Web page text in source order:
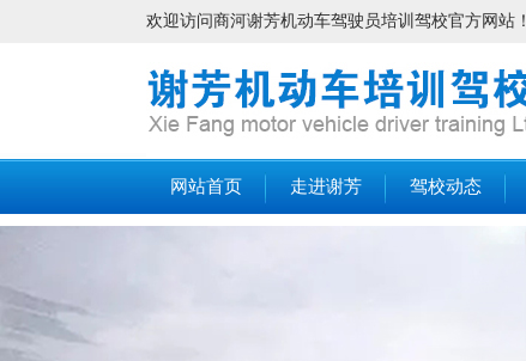
欢迎访问商河谢芳机动车驾驶员培训驾校官方网站！
网站首页 走进谢芳 驾校动态